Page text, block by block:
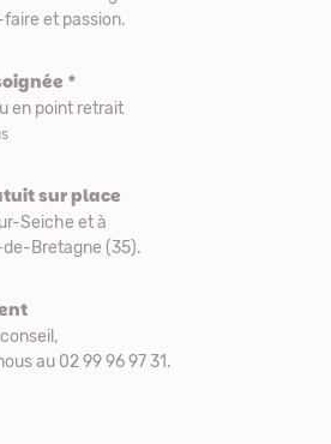
et passion.
*
en point retrait
sur place
Seiche et à
Bretagne (35).
au 02 99 96 97 31.